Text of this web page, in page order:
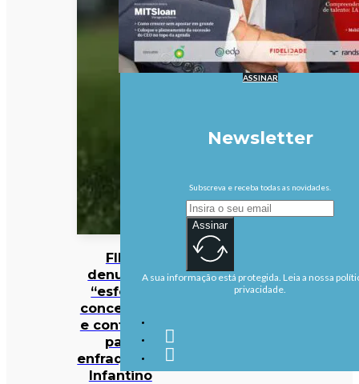
FIFA
denuncia
“esforço
concertado
e contínuo”
para
enfraquecer
Infantino
ASSINAR
Newsletter
Subscreva e receba todas as novidades.
Assinar
A sua informação está protegida. Leia a nossa
privacidade.